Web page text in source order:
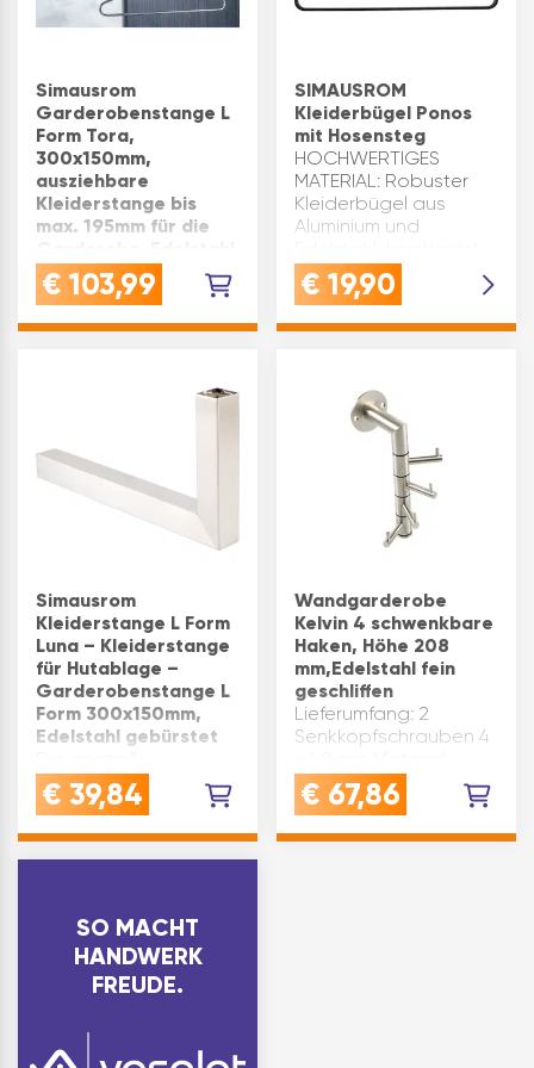
Simausrom
Garderobenstange L
Form Tora,
300x150mm,
ausziehbare
Kleiderstange bis
max. 195mm für die
gebürstet
Diese
mit L Form überzeugt
bis auf 195mm
auszuziehenDie
ausziehbare
Garderobenstange
ist aus robustem u…
€ 103,99
SIMAUSROM
Kleiderbügel Ponos
mit Hosensteg
HOCHWERTIGES
MATERIAL: Robuster
Kleiderbügel aus
Aluminium und
mit einer
feinstrukturierten,
Oberfläche in
SchwarzOPTIMALE
FUNKTION: Mit
Hosenste…
€ 19,90
Simausrom
Kleiderstange L Form
Luna – Kleiderstange
für Hutablage –
Garderobenstange L
Form 300x150mm,
Edelstahl gebürstet
Kleiderstange mit L
Form eignet sich zur
Hutablage und bietet
GarderobeDie
Kleiderstange für die
Garderobe ist aus
robustem und langl…
€ 39,84
Wandgarderobe
Kelvin 4 schwenkbare
Haken, Höhe 208
mm,Edelstahl fein
geschliffen
Lieferumfang: 2
Senkkopfschrauben 4
Edelstahl Oberfläche:
feingeschliffen
Ausladung(mm): 122
€ 67,86
SO MACHT
HANDWERK
FREUDE.